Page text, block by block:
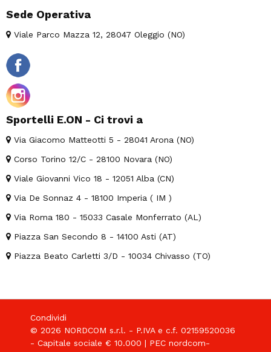
Sede Operativa
Viale Parco Mazza 12, 28047 Oleggio (NO)
Sportelli E.ON - Ci trovi a
Via Giacomo Matteotti 5 - 28041 Arona (NO)
Corso Torino 12/C - 28100 Novara (NO)
Viale Giovanni Vico 18 - 12051 Alba (CN)
Via De Sonnaz 4 - 18100 Imperia ( IM )
Via Roma 180 - 15033 Casale Monferrato (AL)
Piazza San Secondo 8 - 14100 Asti (AT)
Piazza Beato Carletti 3/D - 10034 Chivasso (TO)
Condividi
© 2026 NORDCOM s.r.l. - P.IVA e c.f. 02159520036
- Capitale sociale € 10.000 | PEC nordcom-